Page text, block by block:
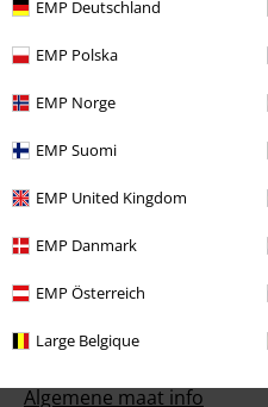
EMP Deutschland
EMP Polska
EMP Norge
EMP Suomi
EMP United Kingdom
EMP Danmark
EMP Österreich
Large Belgique
informatie
Klantenservice
Veelgestelde vragen
Retourvoorwaarden
Retourneer item
Algemene maat info